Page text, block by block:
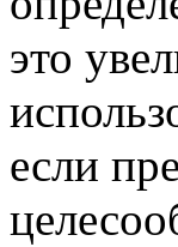
это
если